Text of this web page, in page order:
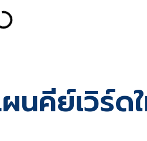
คีย์เวิร์ด